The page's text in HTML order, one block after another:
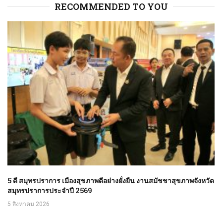
RECOMMENDED TO YOU
5 ดี สมุทรปราการ เมืองสุขภาพดีอย่างยั่งยืน งานสมัชชาสุขภาพจังหวัด
สมุทรปราการประจำปี 2569
5 สิงหาคม 2026